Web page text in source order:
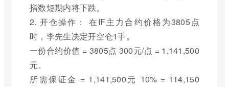
指数短期内将下跌。
2. 开仓操作： 在IF主力合约价格为3805点
时，李先生决定开空仓1手。
一份合约价值 = 3805点 300元/点 = 1,141,500
元。
所需保证金 = 1,141,500元 10% = 114,150